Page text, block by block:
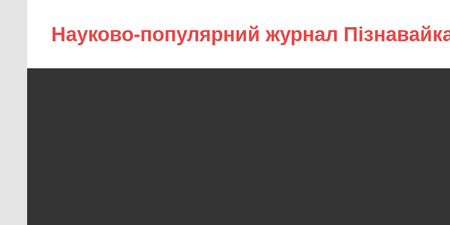
Науково-популярний журнал